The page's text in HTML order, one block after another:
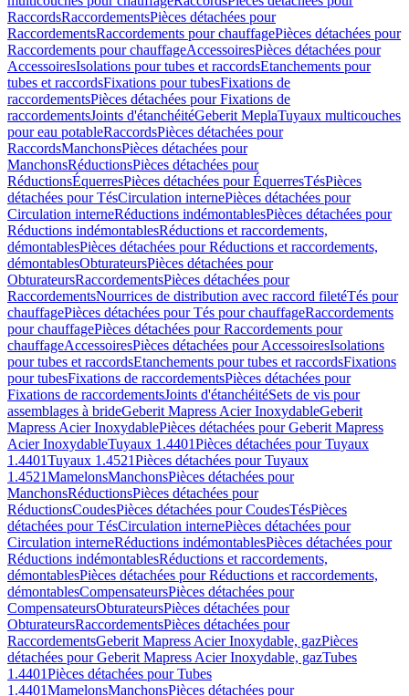
RaccordsRaccordementsPièces détachées pour
RaccordementsRaccordements pour chauffagePièces détachées pour
Raccordements pour chauffageAccessoiresPièces détachées pour
AccessoiresIsolations pour tubes et raccordsEtanchements pour
tubes et raccordsFixations pour tubesFixations de
raccordementsPièces détachées pour Fixations de
raccordementsJoints d'étanchéitéGeberit MeplaTuyaux multicouches
pour eau potableRaccordsPièces détachées pour
RaccordsManchonsPièces détachées pour
ManchonsRéductionsPièces détachées pour
RéductionsÉquerresPièces détachées pour ÉquerresTésPièces
détachées pour TésCirculation internePièces détachées pour
Circulation interneRéductions indémontablesPièces détachées pour
Réductions indémontablesRéductions et raccordements,
démontablesPièces détachées pour Réductions et raccordements,
démontablesObturateursPièces détachées pour
ObturateursRaccordementsPièces détachées pour
RaccordementsNourrices de distribution avec raccord filetéTés pour
chauffagePièces détachées pour Tés pour chauffageRaccordements
pour chauffagePièces détachées pour Raccordements pour
chauffageAccessoiresPièces détachées pour AccessoiresIsolations
pour tubes et raccordsEtanchements pour tubes et raccordsFixations
pour tubesFixations de raccordementsPièces détachées pour
Fixations de raccordementsJoints d'étanchéitéSets de vis pour
assemblages à brideGeberit Mapress Acier InoxydableGeberit
Mapress Acier InoxydablePièces détachées pour Geberit Mapress
Acier InoxydableTuyaux 1.4401Pièces détachées pour Tuyaux
1.4401Tuyaux 1.4521Pièces détachées pour Tuyaux
1.4521MamelonsManchonsPièces détachées pour
ManchonsRéductionsPièces détachées pour
RéductionsCoudesPièces détachées pour CoudesTésPièces
détachées pour TésCirculation internePièces détachées pour
Circulation interneRéductions indémontablesPièces détachées pour
Réductions indémontablesRéductions et raccordements,
démontablesPièces détachées pour Réductions et raccordements,
démontablesCompensateursPièces détachées pour
CompensateursObturateursPièces détachées pour
ObturateursRaccordementsPièces détachées pour
RaccordementsGeberit Mapress Acier Inoxydable, gazPièces
détachées pour Geberit Mapress Acier Inoxydable, gazTubes
1.4401Pièces détachées pour Tubes
1.4401MamelonsManchonsPièces détachées pour